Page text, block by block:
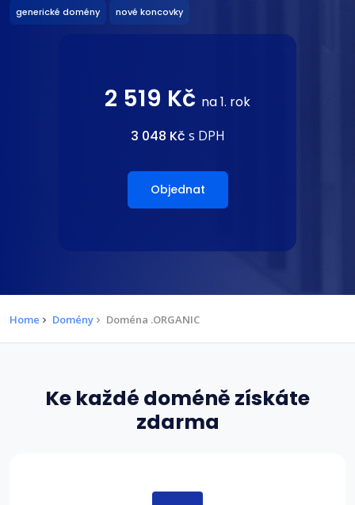
generické domény nové koncovky
2 519 Kč na 1. rok
3 048 Kč s DPH
Objednat
Home Domény Doména .ORGANIC
Ke každé doméně získáte
zdarma